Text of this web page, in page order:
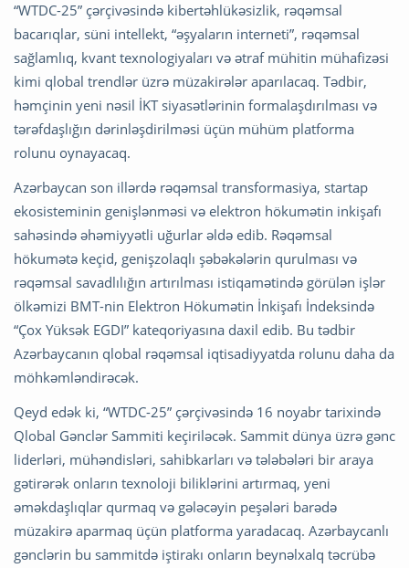
“WTDC-25” çərçivəsində kibertəhlükəsizlik, rəqəmsal
bacarıqlar, süni intellekt, “əşyaların interneti”, rəqəmsal
sağlamlıq, kvant texnologiyaları və ətraf mühitin mühafizəsi
kimi qlobal trendlər üzrə müzakirələr aparılacaq. Tədbir,
həmçinin yeni nəsil İKT siyasətlərinin formalaşdırılması və
tərəfdaşlığın dərinləşdirilməsi üçün mühüm platforma
rolunu oynayacaq.
Azərbaycan son illərdə rəqəmsal transformasiya, startap
ekosisteminin genişlənməsi və elektron hökumətin inkişafı
sahəsində əhəmiyyətli uğurlar əldə edib. Rəqəmsal
hökumətə keçid, genişzolaqlı şəbəkələrin qurulması və
rəqəmsal savadlılığın artırılması istiqamətində görülən işlər
ölkəmizi BMT-nin Elektron Hökumətin İnkişafı İndeksində
“Çox Yüksək EGDI” kateqoriyasına daxil edib. Bu tədbir
Azərbaycanın qlobal rəqəmsal iqtisadiyyatda rolunu daha da
möhkəmləndirəcək.
Qeyd edək ki, “WTDC-25” çərçivəsində 16 noyabr tarixində
Qlobal Gənclər Sammiti keçiriləcək. Sammit dünya üzrə gənc
liderləri, mühəndisləri, sahibkarları və tələbələri bir araya
gətirərək onların texnoloji biliklərini artırmaq, yeni
əməkdaşlıqlar qurmaq və gələcəyin peşələri barədə
müzakirə aparmaq üçün platforma yaradacaq. Azərbaycanlı
gənclərin bu sammitdə iştirakı onların beynəlxalq təcrübə